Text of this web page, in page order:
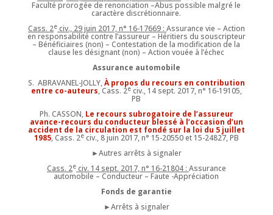
Faculté prorogée de renonciation –Abus possible malgré le
caractère discrétionnaire.
Cass. 2eciv., 29 juin 2017, n° 16-17669 : Assurance vie – Action
en responsabilité contre l’assureur – Héritiers du souscripteur
– Bénéficiaires (non) – Contestation de la modification de la
clause les désignant (non) – Action vouée à l’échec
Assurance automobile
S. ABRAVANEL-JOLLY,À propos du recours en contribution
entre co-auteurs, Cass. 2eciv., 14 sept. 2017, n° 16-19105,
PB
Ph. CASSON, Le recours subrogatoire de l’assureur
avance-recours du conducteur blessé à l’occasion d’un
accident de la circulation est fondé sur la loi du 5 juillet
1985, Cass. 2eciv., 8 juin 2017, n° 15-20550 et 15-24827, PB
►Autres arrêts à signaler
Cass. 2eciv. 14 sept. 2017, n° 16-21804 : Assurance
automobile – Conducteur – Faute -Appréciation
Fonds de garantie
►Arrêts à signaler